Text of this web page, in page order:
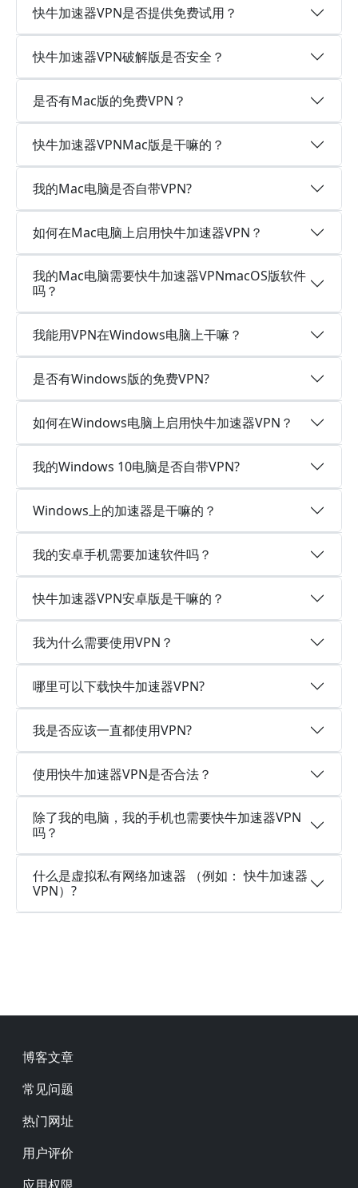
快牛加速器VPN是否提供免费试用？
快牛加速器VPN破解版是否安全？
是否有Mac版的免费VPN？
快牛加速器VPNMac版是干嘛的？
我的Mac电脑是否自带VPN?
如何在Mac电脑上启用快牛加速器VPN？
我的Mac电脑需要快牛加速器VPNmacOS版软件
吗？
我能用VPN在Windows电脑上干嘛？
是否有Windows版的免费VPN?
如何在Windows电脑上启用快牛加速器VPN？
我的Windows 10电脑是否自带VPN?
Windows上的加速器是干嘛的？
我的安卓手机需要加速软件吗？
快牛加速器VPN安卓版是干嘛的？
我为什么需要使用VPN？
哪里可以下载快牛加速器VPN?
我是否应该一直都使用VPN?
使用快牛加速器VPN是否合法？
除了我的电脑，我的手机也需要快牛加速器VPN
吗？
什么是虚拟私有网络加速器 （例如： 快牛加速器
VPN）?
Footer
博客文章
常见问题
热门网址
用户评价